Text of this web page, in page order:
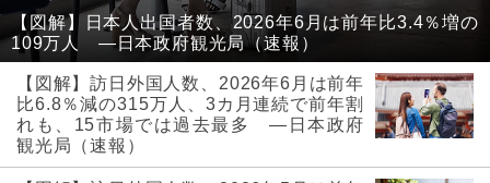
【図解】日本人出国者数、2026年6月は前年比3.4％増の
109万人 ―日本政府観光局（速報）
【図解】訪日外国人数、2026年6月は前年
比6.8％減の315万人、3カ月連続で前年割
れも、15市場では過去最多 ―日本政府
観光局（速報）